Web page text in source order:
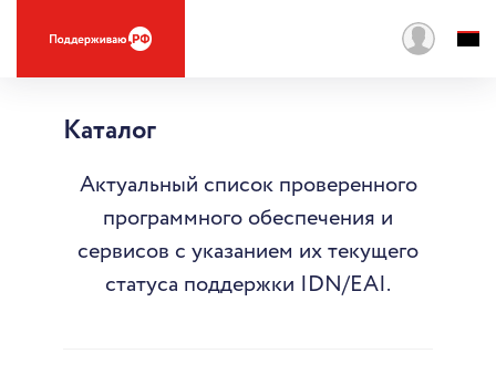
Каталог
Актуальный список проверенного
программного обеспечения и
сервисов с указанием их текущего
статуса поддержки IDN/EAI.